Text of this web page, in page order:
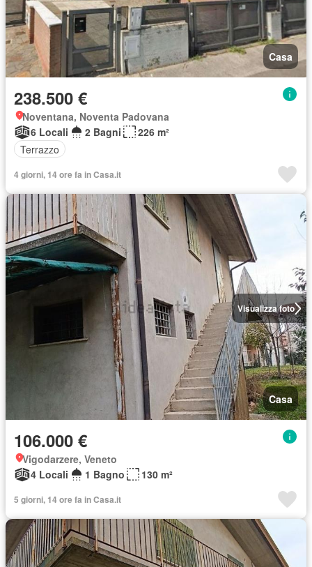
Casa
238.500 €
Noventana, Noventa Padovana
6 Locali
2 Bagni
226 m²
Terrazzo
4 giorni, 14 ore fa in Casa.it
Visualizza foto
Casa
106.000 €
Vigodarzere, Veneto
4 Locali
1 Bagno 130 m²
5 giorni, 14 ore fa in Casa.it